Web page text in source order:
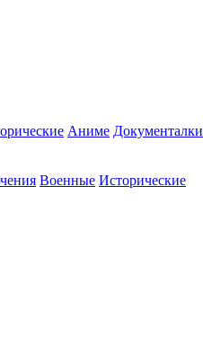
Аниме Документалки
Военные Исторические